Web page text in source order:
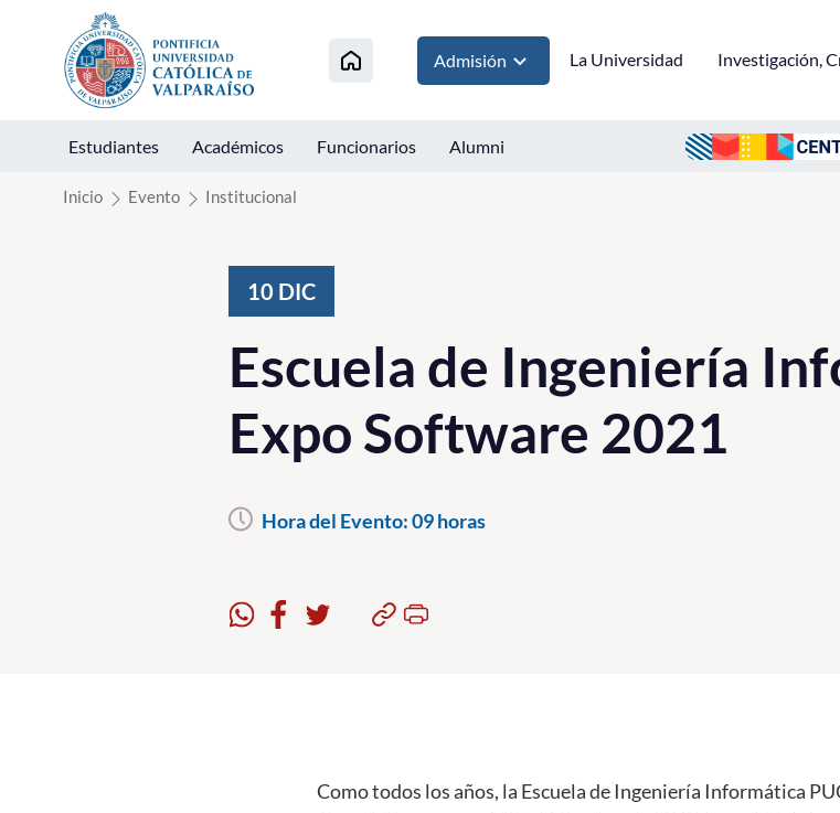
Click acá para ir directamente al contenido
Admisión La Universidad Investigación,
Estudiantes Académicos Funcionarios Alumni
Inicio Evento Institucional
10 DIC
Escuela de Ingeniería
Expo Software 2021
Hora del Evento:09 horas
Como todos los años, la Escuela de Ingeniería Informática